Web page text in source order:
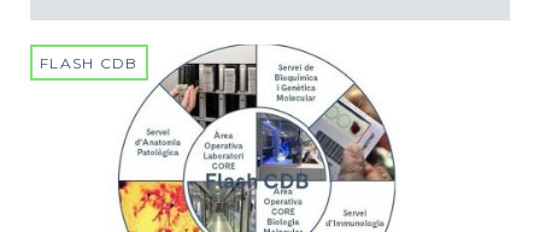
FLASH CDB